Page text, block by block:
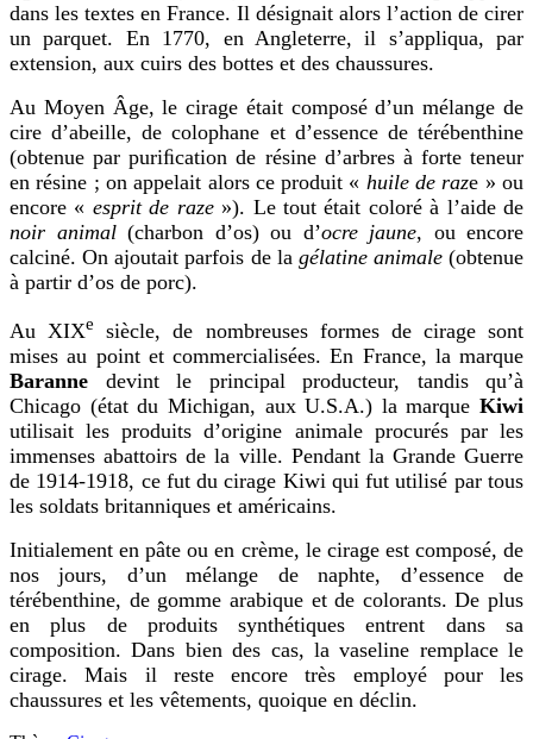
dans les textes en France. Il désignait alors l’action de cirer
un parquet. En 1770, en Angleterre, il s’appliqua, par
extension, aux cuirs des bottes et des chaussures.
Au Moyen Âge, le cirage était composé d’un mélange de
cire d’abeille, de colophane et d’essence de térébenthine
(obtenue par puriﬁcation de résine d’arbres à forte teneur
en résine ; on appelait alors ce produit « huile de raze » ou
encore « esprit de raze »). Le tout était coloré à l’aide de
noir animal (charbon d’os) ou d’ocre jaune, ou encore
calciné. On ajoutait parfois de la gélatine animale (obtenue
à partir d’os de porc).
Au XIXe
siècle, de nombreuses formes de cirage sont
mises au point et commercialisées. En France, la marque
Baranne devint le principal producteur, tandis qu’à
Chicago (état du Michigan, aux U.S.A.) la marque Kiwi
utilisait les produits d’origine animale procurés par les
immenses abattoirs de la ville. Pendant la Grande Guerre
de 1914-1918, ce fut du cirage Kiwi qui fut utilisé par tous
les soldats britanniques et américains.
Initialement en pâte ou en crème, le cirage est composé, de
nos jours, d’un mélange de naphte, d’essence de
térébenthine, de gomme arabique et de colorants. De plus
en plus de produits synthétiques entrent dans sa
composition. Dans bien des cas, la vaseline remplace le
cirage. Mais il reste encore très employé pour les
chaussures et les vêtements, quoique en déclin.